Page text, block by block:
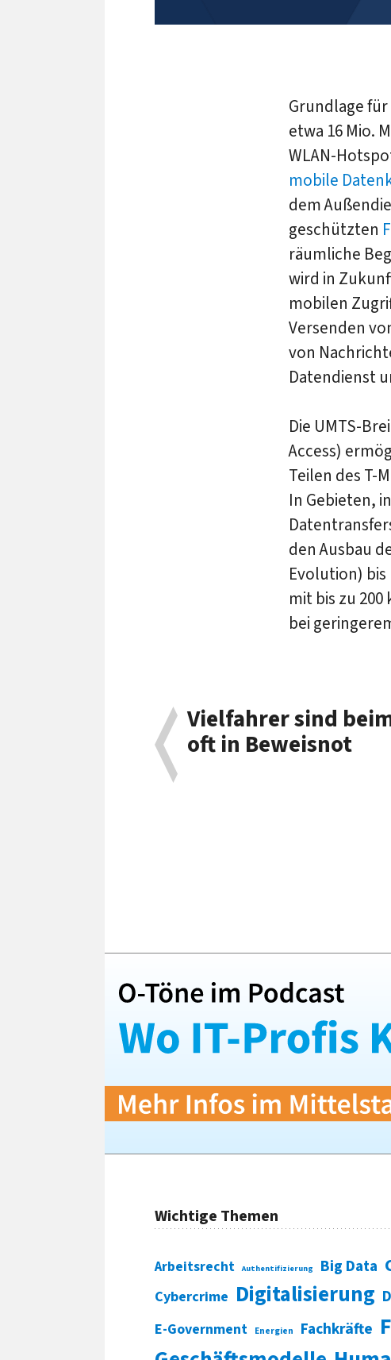
Grundlage
etwa 16 Mio.
WLAN-
mobile
dem
geschützten
räumliche
wird in
mobilen
Versenden
von
Datendienst
Die UMTS-
Access)
Teilen des T-
In Gebieten,
den Ausbau
Evolution) bis
mit bis zu
bei
Vielfahrer sind
oft in Beweisnot
Wichtige Themen
Arbeitsrecht Authentifizierung Big Data
Cybercrime Digitalisierung
E-Government Energien Fachkräfte